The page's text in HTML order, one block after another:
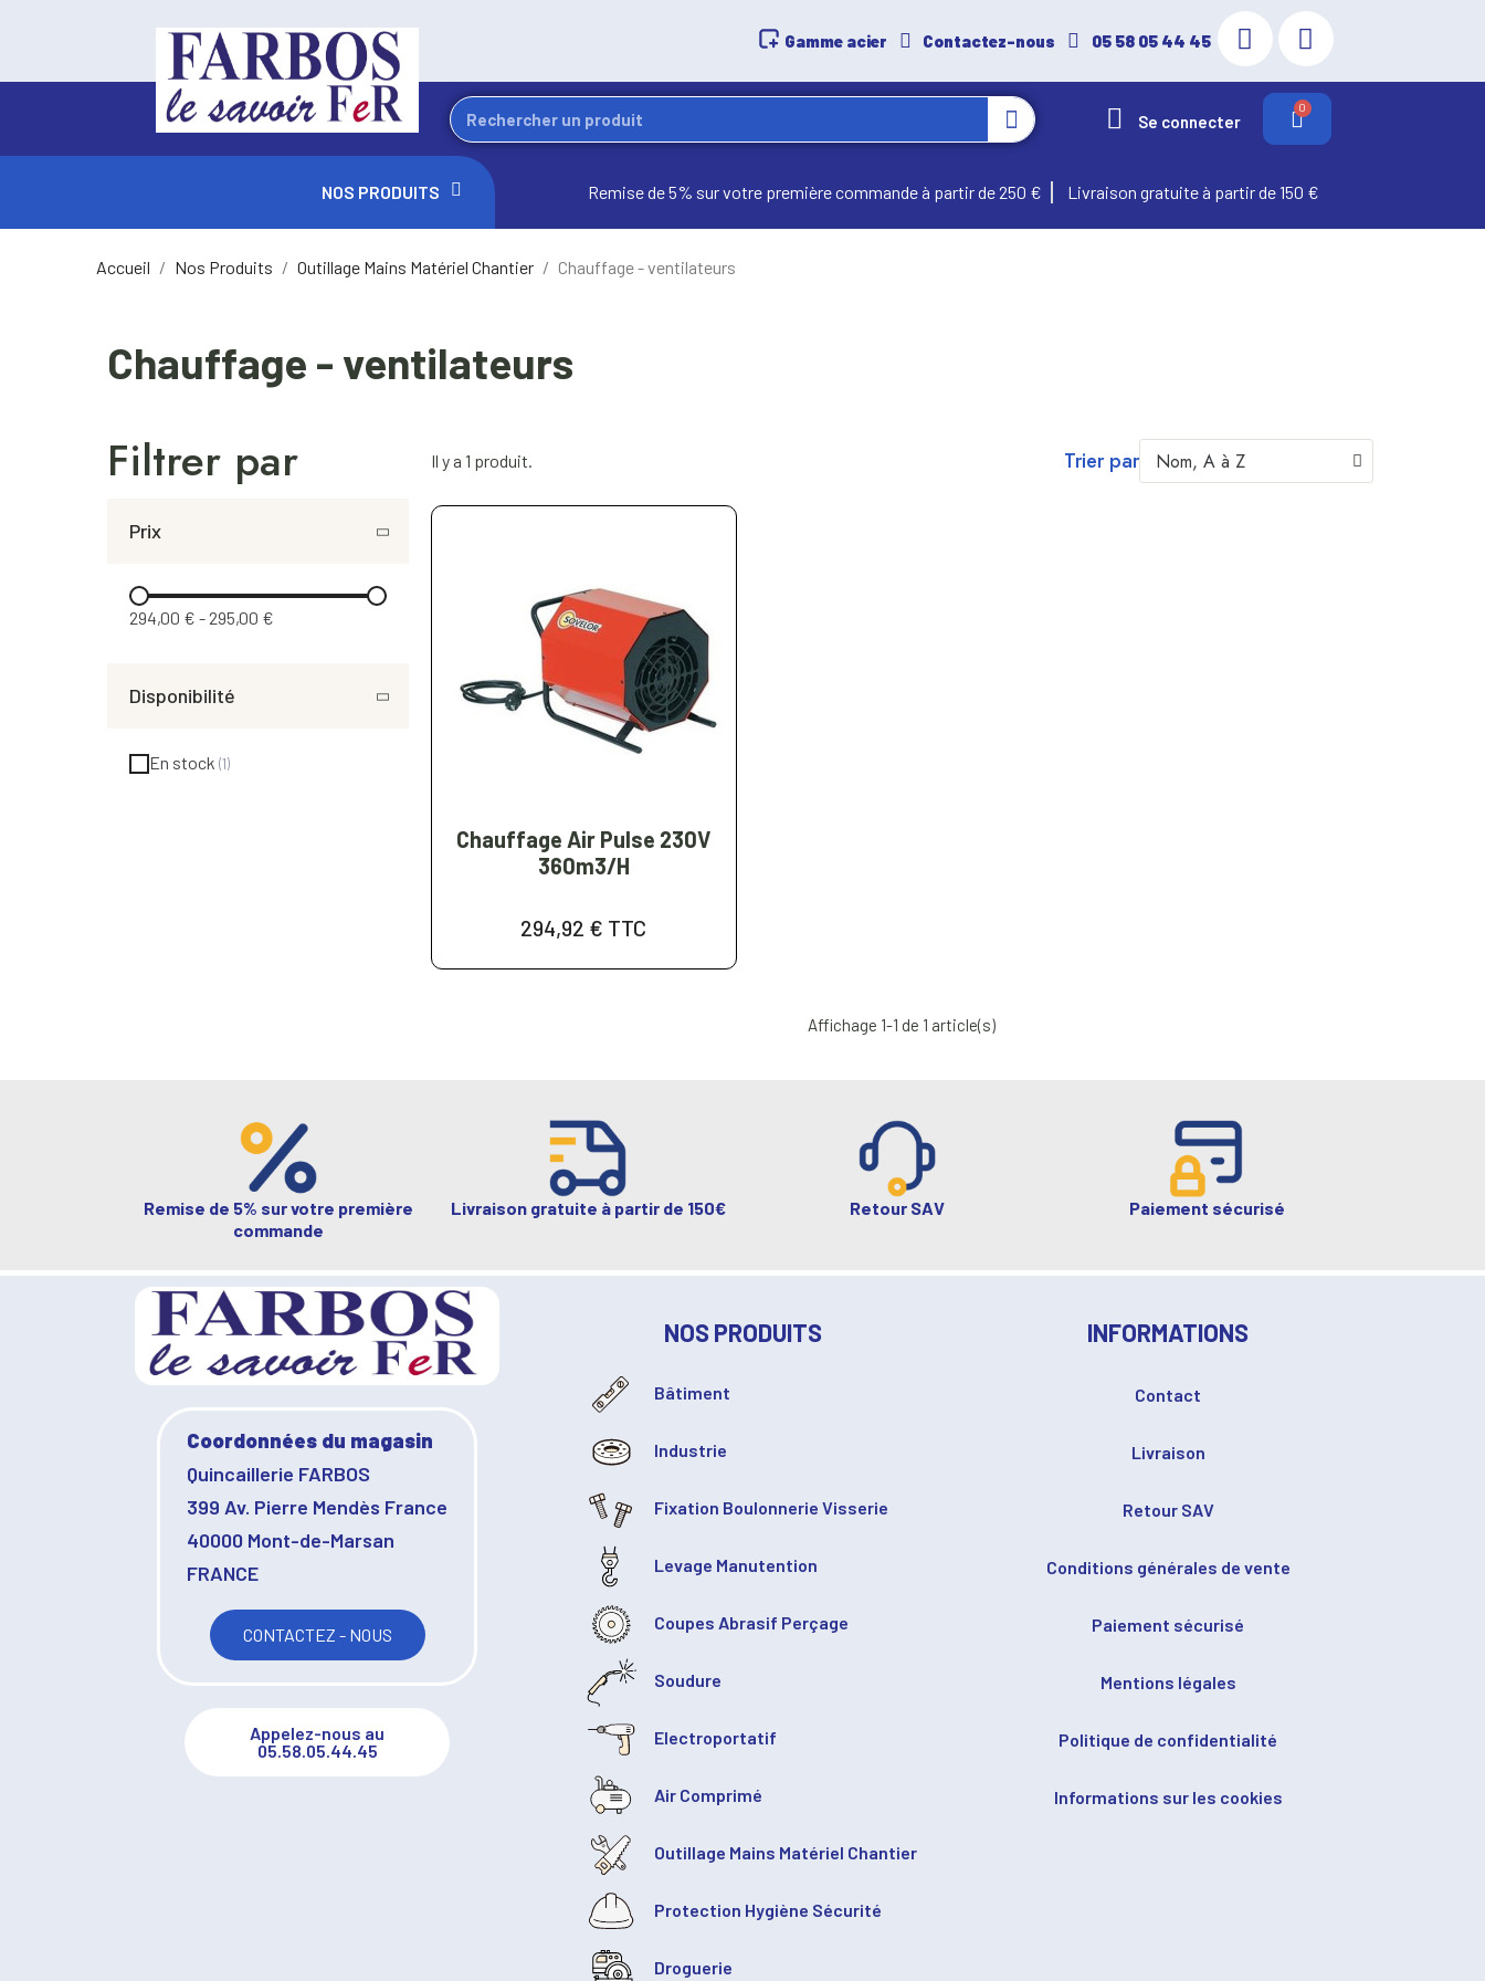
Gamme acier Contactez-nous 05 58 05 44 45
Se connecter
NOS PRODUITS Remise de 5% sur votre première commande à partir de 250 € Livraison gratuite à partir de 150 €
Accueil Nos Produits Outillage Mains Matériel Chantier Chauffage - ventilateurs
Chauffage - ventilateurs
Filtrer par
Prix
294,00 € - 295,00 €
Disponibilité
En stock
Il y a 1 produit. Trier par
Aperçu rapide
Chauffage Air Pulse 230V
360m3/h
294,92 € TTC
Affichage 1-1 de 1 article(s)
Remise de 5% sur votre première
commande
Livraison gratuite à partir de 150€ Retour SAV Paiement sécurisé
Coordonnées du magasin
Quincaillerie FARBOS
399 Av. Pierre Mendès France
40000 Mont-de-Marsan
FRANCE
CONTACTEZ - NOUS
Appelez-nous au
05.58.05.44.45
NOS PRODUITS
Bâtiment
Industrie
Fixation Boulonnerie Visserie
Levage Manutention
Coupes Abrasif Perçage
Soudure
Electroportatif
Air Comprimé
Outillage Mains Matériel Chantier
Protection Hygiène Sécurité
Droguerie
INFORMATIONS
Contact
Livraison
Retour SAV
Conditions générales de vente
Paiement sécurisé
Mentions légales
Politique de confidentialité
Informations sur les cookies